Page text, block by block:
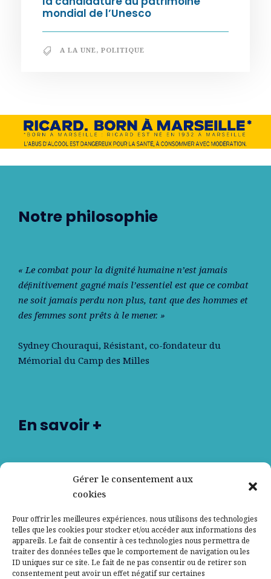
Gérer le consentement aux
cookies
Pour offrir les meilleures expériences, nous utilisons des technologies
telles que les cookies pour stocker et/ou accéder aux informations des
appareils. Le fait de consentir à ces technologies nous permettra de
traiter des données telles que le comportement de navigation ou les
ID uniques sur ce site. Le fait de ne pas consentir ou de retirer son
consentement peut avoir un effet négatif sur certaines
mondial de l’Unesco
A LA UNE, POLITIQUE
Notre philosophie
« Le combat pour la dignité humaine n’est jamais
déﬁnitivement gagné mais l’essentiel est que ce combat
ne soit jamais perdu non plus, tant que des hommes et
des femmes sont prêts à le mener. »
Sydney Chouraqui, Résistant, co-fondateur du
Mémorial du Camp des Milles
En savoir +
Nos partenaires
Contactez-nous
Mentions légales